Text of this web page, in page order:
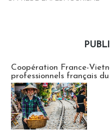
Coopération France-
professionnels français